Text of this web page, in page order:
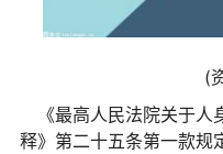
(
《最高人民法院关于
释》第二十五条第一款规